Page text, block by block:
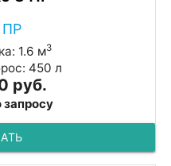
1.6 м3
450 л
руб.